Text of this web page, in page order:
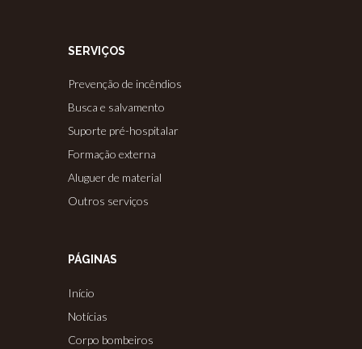
SERVIÇOS
Prevenção de incêndios
Busca e salvamento
Suporte pré-hospitalar
Formação externa
Aluguer de material
Outros serviços
PÁGINAS
Início
Notícias
Corpo bombeiros